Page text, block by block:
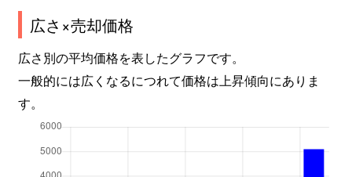
広さ×売却価格
広さ別の平均価格を表したグラフです。
一般的には広くなるにつれて価格は上昇傾向にありま
す。